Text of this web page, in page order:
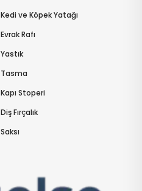
Kedi ve Köpek Yatağı
Evrak Rafı
Yastık
Tasma
Kapı Stoperi
Diş Fırçalık
Saksı